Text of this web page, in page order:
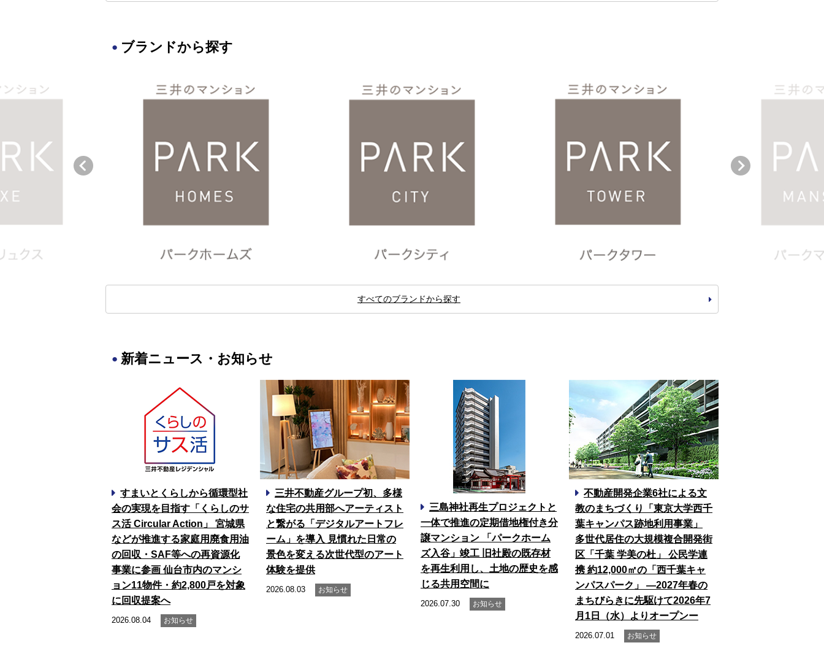
ブランドから探す
すべてのブランドから探す
新着ニュース・お知らせ
すまいとくらしから循環型社
会の実現を目指す「くらしのサ
ス活 Circular Action」 宮城県
などが推進する家庭用廃食用油
の回収・SAF等への再資源化
事業に参画 仙台市内のマンシ
ョン11物件・約2,800戸を対象
に回収提案へ
2026.08.04 お知らせ
三井不動産グループ初、多様
な住宅の共用部へアーティスト
と繋がる「デジタルアートフレ
ーム」を導入 見慣れた日常の
景色を変える次世代型のアート
体験を提供
2026.08.03 お知らせ
三島神社再生プロジェクトと
一体で推進の定期借地権付き分
譲マンション 「パークホーム
ズ入谷」竣工 旧社殿の既存材
を再生利用し、土地の歴史を感
じる共用空間に
2026.07.30 お知らせ
不動産開発企業6社による文
教のまちづくり「東京大学西千
葉キャンパス跡地利用事業」
多世代居住の大規模複合開発街
区「千葉 学美の杜」 公民学連
携 約12,000㎡の「西千葉キャ
ンパスパーク」 ―2027年春の
まちびらきに先駆けて2026年7
月1日（水）よりオープンー
2026.07.01 お知らせ